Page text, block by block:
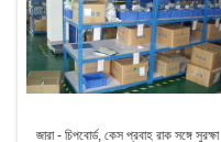
জারা - চিপবোর্ড, কেস প্রবাহ রাক সঙ্গে সুরক্ষা